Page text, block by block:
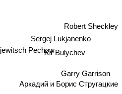
Pechow
Sergej Lukjanenko
Kir Bulychev
Robert Sheckley